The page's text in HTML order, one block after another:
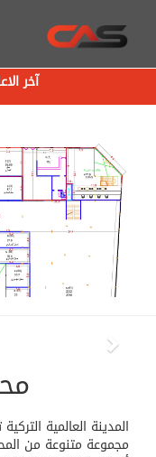
آخر
المدينة العالمية
مجموعة متنوعة من